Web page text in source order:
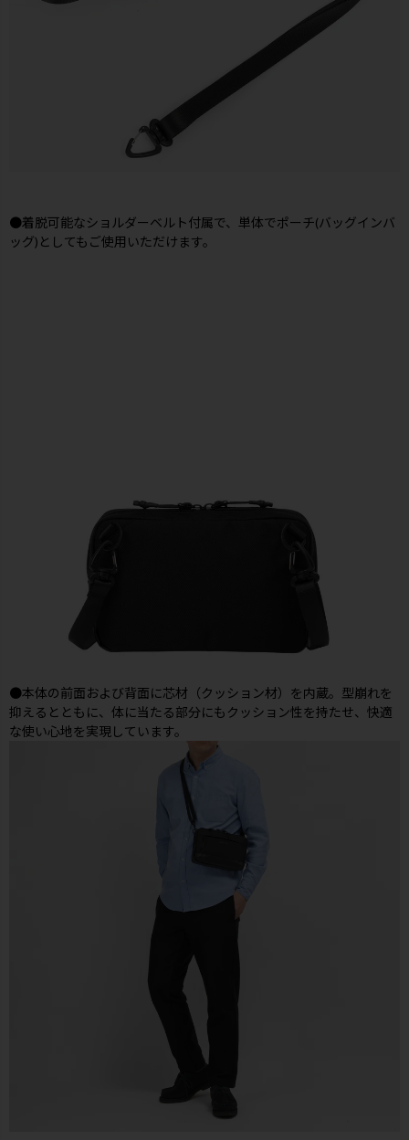
●着脱可能なショルダーベルト付属で、単体でポーチ(バッグインバ
ッグ)としてもご使用いただけます。
●本体の前面および背面に芯材（クッション材）を内蔵。型崩れを
抑えるとともに、体に当たる部分にもクッション性を持たせ、快適
な使い心地を実現しています。